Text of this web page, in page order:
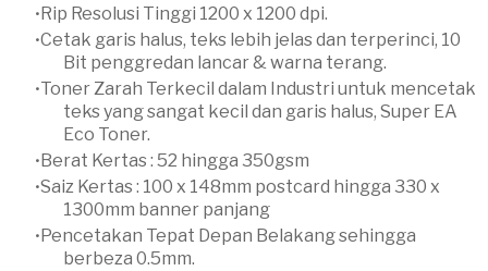
Rip Resolusi Tinggi 1200 x 1200 dpi.
Cetak garis halus, teks lebih jelas dan terperinci, 10
Bit penggredan lancar & warna terang.
Toner Zarah Terkecil dalam Industri untuk mencetak
teks yang sangat kecil dan garis halus, Super EA
Eco Toner.
Berat Kertas : 52 hingga 350gsm
Saiz Kertas : 100 x 148mm postcard hingga 330 x
1300mm banner panjang
Pencetakan Tepat Depan Belakang sehingga
berbeza 0.5mm.